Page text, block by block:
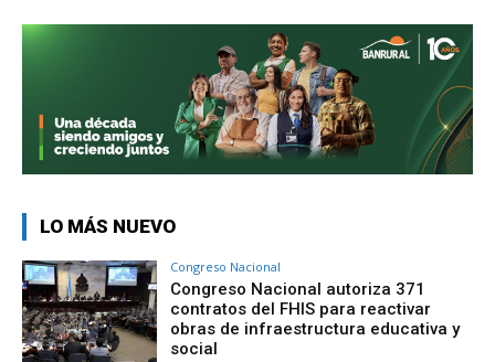
LO MÁS NUEVO
Congreso Nacional
Congreso Nacional autoriza 371
contratos del FHIS para reactivar
obras de infraestructura educativa y
social